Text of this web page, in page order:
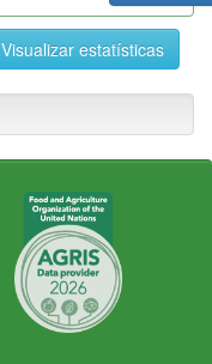
Visualizar estatísticas